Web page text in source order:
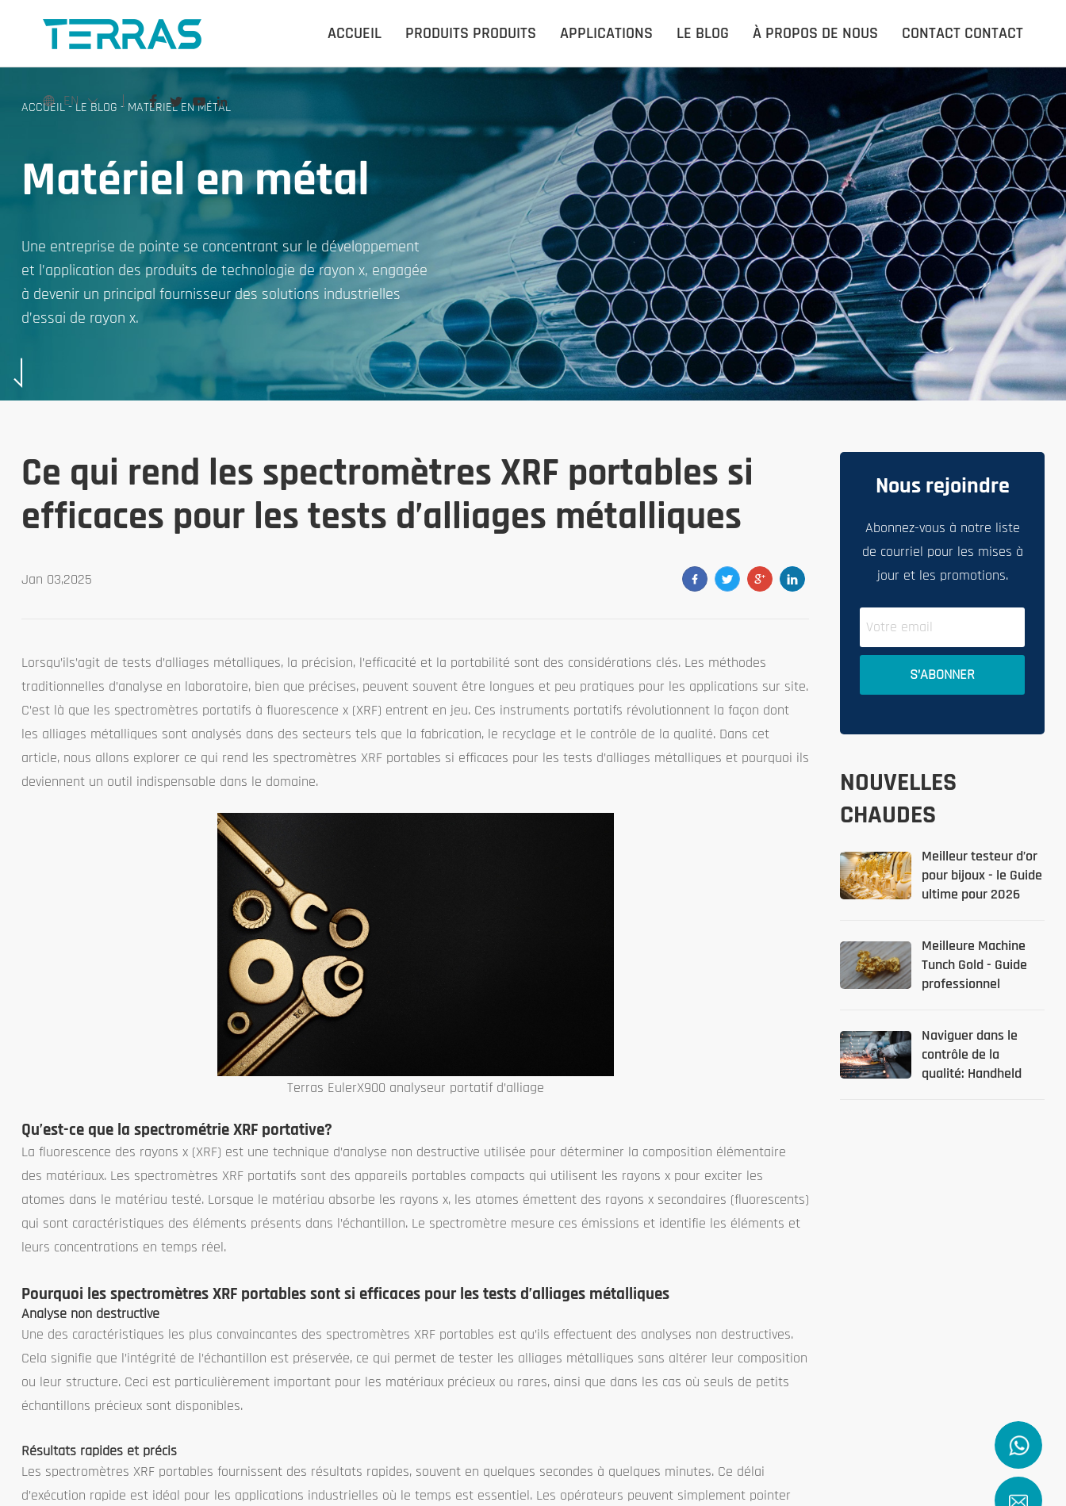
ACCUEIL PRODUITS PRODUITS APPLICATIONS LE BLOG À PROPOS DE NOUS CONTACT CONTACT
EN
ACCUEIL
PRODUITS PRODUITS
APPLICATIONS
LE BLOG
À PROPOS DE NOUS
CONTACT CONTACT
ACCUEIL-LE BLOG - MATÉRIEL EN MÉTAL
Matériel en métal
Une entreprise de pointe se concentrant sur le développement
et l’application des produits de technologie de rayon x, engagée
à devenir un principal fournisseur des solutions industrielles
d’essai de rayon x.
Ce qui rend les spectromètres XRF portables si
efficaces pour les tests d’alliages métalliques
Jan 03,2025
Lorsqu’ils’agit de tests d’alliages métalliques, la précision, l’efficacité et la portabilité sont des considérations clés. Les méthodes
traditionnelles d’analyse en laboratoire, bien que précises, peuvent souvent être longues et peu pratiques pour les applications sur site.
C’est là que les spectromètres portatifs à fluorescence x (XRF) entrent en jeu. Ces instruments portatifs révolutionnent la façon dont
les alliages métalliques sont analysés dans des secteurs tels que la fabrication, le recyclage et le contrôle de la qualité. Dans cet
article, nous allons explorer ce qui rend les spectromètres XRF portables si efficaces pour les tests d’alliages métalliques et pourquoi ils
deviennent un outil indispensable dans le domaine.
Terras EulerX900 analyseur portatif d’alliage
Qu’est-ce que la spectrométrie XRF portative?
La fluorescence des rayons x (XRF) est une technique d’analyse non destructive utilisée pour déterminer la composition élémentaire
des matériaux. Les spectromètres XRF portatifs sont des appareils portables compacts qui utilisent les rayons x pour exciter les
atomes dans le matériau testé. Lorsque le matériau absorbe les rayons x, les atomes émettent des rayons x secondaires (fluorescents)
qui sont caractéristiques des éléments présents dans l’échantillon. Le spectromètre mesure ces émissions et identifie les éléments et
leurs concentrations en temps réel.
Pourquoi les spectromètres XRF portables sont si efficaces pour les tests d’alliages métalliques
Analyse non destructive
Une des caractéristiques les plus convaincantes des spectromètres XRF portables est qu’ils effectuent des analyses non destructives.
Cela signifie que l’intégrité de l’échantillon est préservée, ce qui permet de tester les alliages métalliques sans altérer leur composition
ou leur structure. Ceci est particulièrement important pour les matériaux précieux ou rares, ainsi que dans les cas où seuls de petits
échantillons précieux sont disponibles.
Résultats rapides et précis
Les spectromètres XRF portables fournissent des résultats rapides, souvent en quelques secondes à quelques minutes. Ce délai
d’exécution rapide est idéal pour les applications industrielles où le temps est essentiel. Les opérateurs peuvent simplement pointer
Nous rejoindre
Abonnez-vous à notre liste
de courriel pour les mises à
jour et les promotions.
NOUVELLES
CHAUDES
Meilleur testeur d’or
pour bijoux - le Guide
ultime pour 2026
Meilleure Machine
Tunch Gold - Guide
professionnel
Naviguer dans le
contrôle de la
qualité: Handheld